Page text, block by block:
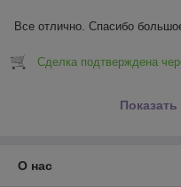
Все отлично. Спасибо
Сделка подтверждена
О нас